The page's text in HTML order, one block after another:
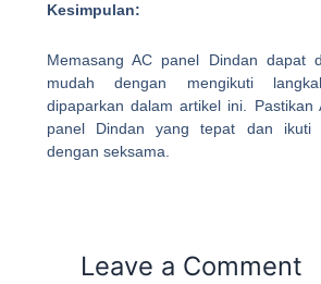
Kesimpulan:
Memasang AC panel Dindan dapat
mudah dengan mengikuti
dipaparkan dalam artikel ini. Pastikan
panel Dindan yang tepat dan ikuti
dengan seksama.
Leave a Comment